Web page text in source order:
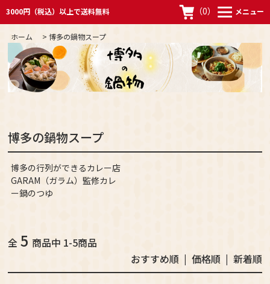
3000円（税込）以上で送料無料 （0） メニュー
ホーム >博多の鍋物スープ
博多の鍋物スープ
博多の行列ができるカレー店
GARAM（ガラム）監修カレ
ー鍋のつゆ
全 5 商品中 1-5商品
おすすめ順 | 価格順 | 新着順